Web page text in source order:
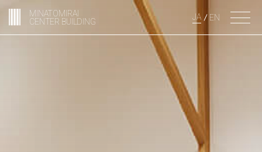
MINATOMIRAI
CENTER BUILDING
JA EN